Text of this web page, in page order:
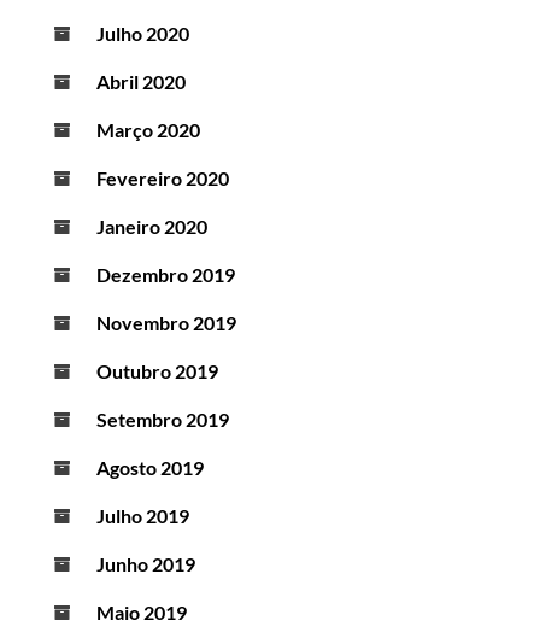
Julho 2020
Abril 2020
Março 2020
Fevereiro 2020
Janeiro 2020
Dezembro 2019
Novembro 2019
Outubro 2019
Setembro 2019
Agosto 2019
Julho 2019
Junho 2019
Maio 2019